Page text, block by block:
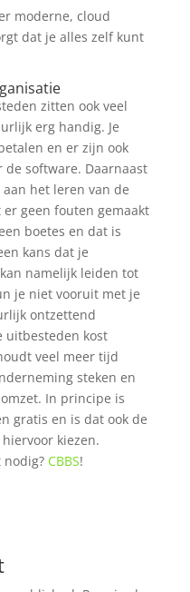
moderne, cloud
dat je alles zelf kunt
zitten ook veel
erg handig. Je
en er zijn ook
de software. Daarnaast
het leren van de
geen fouten gemaakt
boetes en dat is
kans dat je
namelijk leiden tot
je niet vooruit met je
ontzettend
uitbesteden kost
veel meer tijd
steken en
In principe is
gratis en is dat ook de
kiezen.
CBBS!